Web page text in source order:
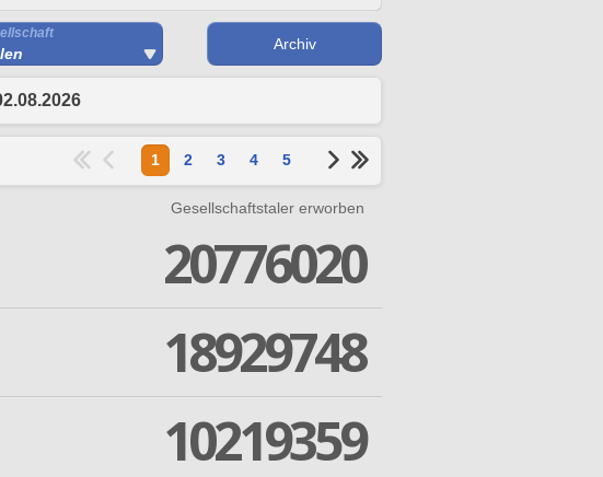
Archiv
1 2 3 4 5
Gesellschaftstaler erworben
20776020
18929748
10219359